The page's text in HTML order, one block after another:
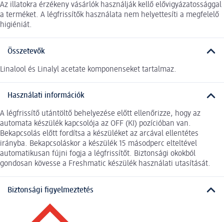
Az illatokra érzékeny vásárlók használják kellő elővigyázatossággal
a terméket. A légfrissítők használata nem helyettesíti a megfelelő
higiéniát.
Összetevők
Linalool és Linalyl acetate komponenseket tartalmaz.
Használati információk
A légfrissítő utántöltő behelyezése előtt ellenőrizze, hogy az
automata készülék kapcsolója az OFF (KI) pozícióban van.
Bekapcsolás előtt fordítsa a készüléket az arcával ellentétes
irányba. Bekapcsoláskor a készülék 15 másodperc elteltével
automatikusan fújni fogja a légfrissítőt. Biztonsági okokból
gondosan kövesse a Freshmatic készülék használati utasítását.
Biztonsági figyelmeztetés